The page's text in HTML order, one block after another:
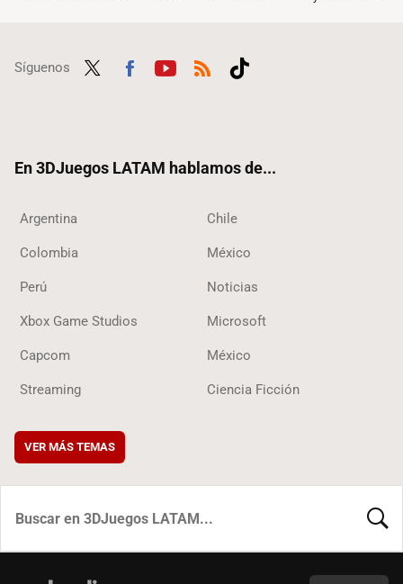
Síguenos
En 3DJuegos LATAM hablamos de...
Argentina Chile
Colombia México
Perú Noticias
Xbox Game Studios Microsoft
Capcom México
Streaming Ciencia Ficción
VER MÁS TEMAS